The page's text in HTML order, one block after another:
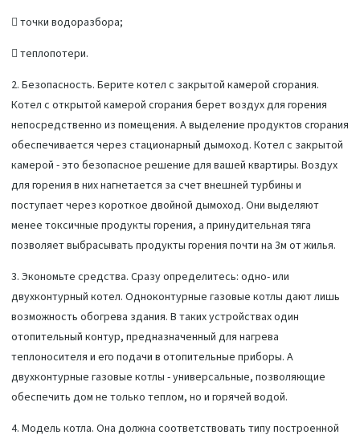
 точки водоразбора;
 теплопотери.
2. Безопасность. Берите котел с закрытой камерой сгорания.
Котел с открытой камерой сгорания берет воздух для горения
непосредственно из помещения. А выделение продуктов сгорания
обеспечивается через стационарный дымоход. Котел с закрытой
камерой - это безопасное решение для вашей квартиры. Воздух
для горения в них нагнетается за счет внешней турбины и
поступает через короткое двойной дымоход. Они выделяют
менее токсичные продукты горения, а принудительная тяга
позволяет выбрасывать продукты горения почти на 3м от жилья.
3. Экономьте средства. Сразу определитесь: одно- или
двухконтурный котел. Одноконтурные газовые котлы дают лишь
возможность обогрева здания. В таких устройствах один
отопительный контур, предназначенный для нагрева
теплоносителя и его подачи в отопительные приборы. А
двухконтурные газовые котлы - универсальные, позволяющие
обеспечить дом не только теплом, но и горячей водой.
4. Модель котла. Она должна соответствовать типу построенной